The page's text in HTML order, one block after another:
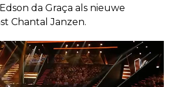
da Graça als nieuwe
Chantal Janzen.